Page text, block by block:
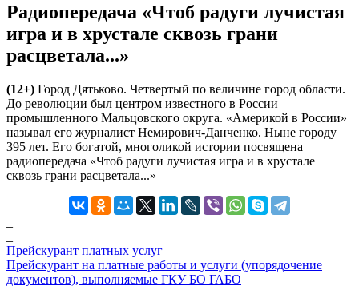
Радиопередача «Чтоб радуги лучистая
игра и в хрустале сквозь грани
расцветала...»
(12+) Город Дятьково. Четвертый по величине город области.
До революции был центром известного в России
промышленного Мальцовского округа. «Америкой в России»
называл его журналист Немирович-Данченко. Ныне городу
395 лет. Его богатой, многоликой истории посвящена
радиопередача «Чтоб радуги лучистая игра и в хрустале
сквозь грани расцветала...»
Прейскурант платных услуг
Прейскурант на платные работы и услуги (упорядочение
документов), выполняемые ГКУ БО ГАБО